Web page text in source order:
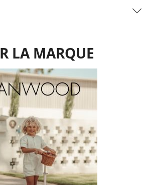
LA MARQUE